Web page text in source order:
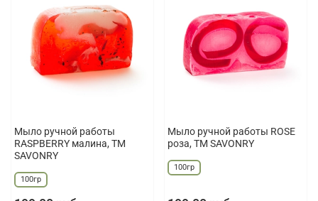
Мыло ручной работы
RASPBERRY малина, ТМ
SAVONRY
100гр
Мыло ручной работы ROSE
роза, ТМ SAVONRY
100гр